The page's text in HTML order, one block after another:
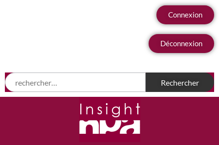
Connexion
Déconnexion